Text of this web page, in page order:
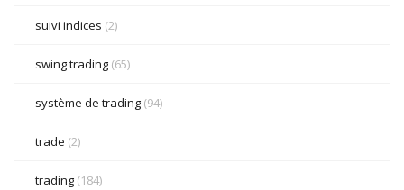
suivi indices (2)
swing trading (65)
système de trading (94)
trade (2)
trading (184)